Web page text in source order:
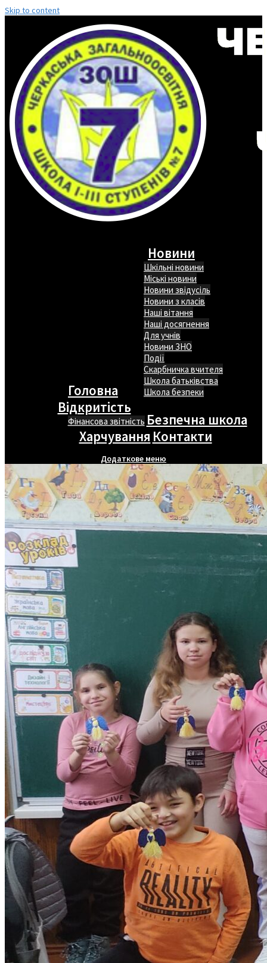
Skip to content
Головна
Новини
Шкільні новини
Міські новини
Новини звідусіль
Новини з класів
Наші вітання
Наші досягнення
Для учнів
Новини ЗНО
Події
Скарбничка вчителя
Школа батьківства
Школа безпеки
Відкритість
Фінансова звітність Безпечна школа
Харчування Контакти
Додаткове меню